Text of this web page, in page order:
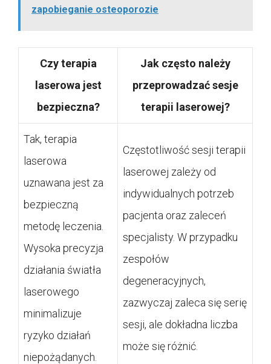
zapobieganie osteoporozie
Czy terapia
laserowa jest
bezpieczna?
Jak często należy
przeprowadzać sesje
terapii laserowej?
Tak, terapia
laserowa
uznawana jest za
bezpieczną
metodę leczenia.
Wysoka precyzja
działania światła
laserowego
minimalizuje
ryzyko działań
niepożądanych.
Częstotliwość sesji terapii
laserowej zależy od
indywidualnych potrzeb
pacjenta oraz zaleceń
specjalisty. W przypadku
zespołów
degeneracyjnych,
zazwyczaj zaleca się serię
sesji, ale dokładna liczba
może się różnić.